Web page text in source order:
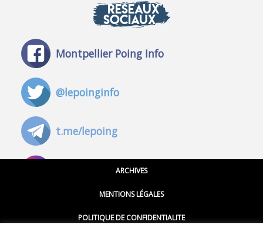
RÉSEAUX
SOCIAUX
Montpellier Poing Info
@lepoinginfo
t.me/lepoing
@montpellierpoinginfo
ARCHIVES
MENTIONS LÉGALES
POLITIQUE DE CONFIDENTIALITE